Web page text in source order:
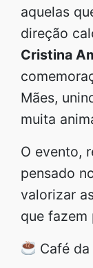
aquelas
direção
Cristina
Mães,
muita
O evento,
pensado
valorizar
que fazem
Café